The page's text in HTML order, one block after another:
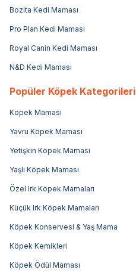
Bozita Kedi Maması
Pro Plan Kedi Maması
Royal Canin Kedi Maması
N&D Kedi Maması
Popüler Köpek Kategorileri
Köpek Maması
Yavru Köpek Maması
Yetişkin Köpek Maması
Yaşlı Köpek Maması
Özel Irk Köpek Mamaları
Küçük Irk Köpek Mamaları
Köpek Konservesi & Yaş Mama
Köpek Kemikleri
Köpek Ödül Maması